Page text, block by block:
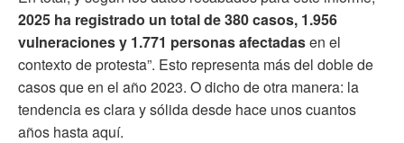
2025 ha registrado un total de 380 casos, 1.956
vulneraciones y 1.771 personas afectadasen el
contexto de protesta”. Esto representa más del doble de
casos que en el año 2023. O dicho de otra manera: la
tendencia es clara y sólida desde hace unos cuantos
años hasta aquí.